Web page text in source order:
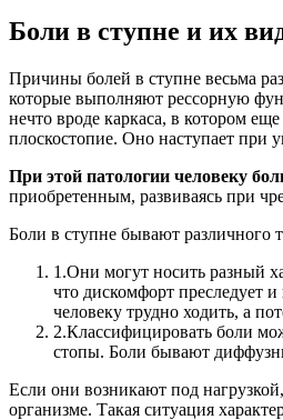
Боли в ступне и их
Причины болей в ступне весьма
которые выполняют рессорную
нечто вроде каркаса, в котором
плоскостопие. Оно наступает при
При этой патологии человеку
приобретенным, развиваясь при
Боли в ступне бывают различного
1.Они могут носить разный
что дискомфорт преследует
человеку трудно ходить, а
2.Классифицировать боли
стопы. Боли бывают
Если они возникают под
организме. Такая ситуация